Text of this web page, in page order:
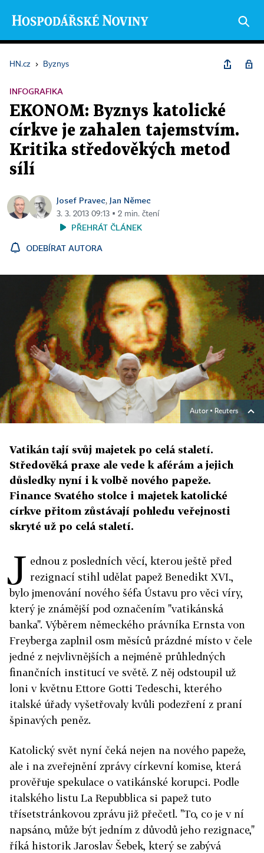
HN.cz › Byznys
INFOGRAFIKA
EKONOM: Byznys katolické
církve je zahalen tajemstvím.
Kritika středověkých metod
sílí
Josef Pravec, Jan Němec
3. 3. 2013 09:13 ▪ 2 min. čtení
PŘEHRÁT ČLÁNEK
ODEBÍRAT AUTORA
Autor ▪ Reuters
Vatikán tají svůj majetek po celá staletí.
Středověká praxe ale vede k aférám a jejich
důsledky nyní i k volbě nového papeže.
Finance Svatého stolce i majetek katolické
církve přitom zůstávají pohledu veřejnosti
skryté už po celá staletí.
J ednou z posledních věcí, kterou ještě před
rezignací stihl udělat papež Benedikt XVI.,
bylo jmenování nového šéfa Ústavu pro věci víry,
který je známější pod označením "vatikánská
banka". Výběrem německého právníka Ernsta von
Freyberga zaplnil osm měsíců prázdné místo v čele
jedné z nejvlivnějších a nejméně průhledných
finančních institucí ve světě. Z něj odstoupil už
loni v květnu Ettore Gotti Tedeschi, kterého
italské úřady vyšetřovaly kvůli podezření z praní
špinavých peněz.
Katolický svět nyní čeká nejen na nového papeže,
ale i na zveřejnění zprávy církevní komise, která
prověřuje spekulace o vatikánské korupci. Podle
italského listu La Repubblica si papež tuto
třísetstránkovou zprávu již přečetl. "To, co je v ní
napsáno, může být jedním z důvodů jeho rezignace,"
říká historik Jaroslav Šebek, který se zabývá